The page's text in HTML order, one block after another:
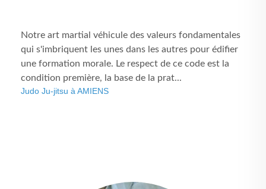
Notre art martial véhicule des valeurs fondamentales
qui s'imbriquent les unes dans les autres pour édifier
une formation morale. Le respect de ce code est la
condition première, la base de la prat...
Judo Ju-jitsu à AMIENS